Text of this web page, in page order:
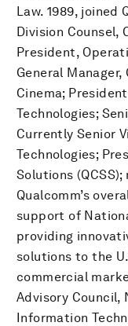
Law. 1989, joined
Division Counsel,
President,
General
Cinema;
Technologies;
Currently Senior
Technologies;
Solutions
Qualcomm’s
support of
providing
solutions to the
commercial
Advisory Council,
Information